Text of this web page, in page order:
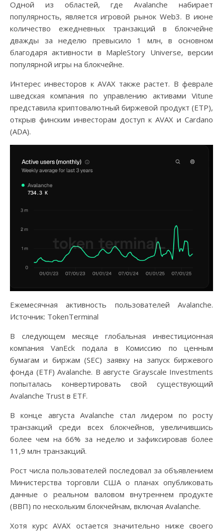
Одной из областей, где Avalanche набирает
популярность, является игровой рынок Web3. В июне
количество ежедневных транзакций в блокчейне
дважды за неделю превысило 1 млн, в основном
благодаря активности в MapleStory Universe, версии
популярной игры на блокчейне.
Интерес инвесторов к AVAX также растет. В феврале
шведская компания по управлению активами Vitune
представила криптовалютный биржевой продукт (ETP),
открыв финским инвесторам доступ к AVAX и Cardano
(ADA).
Ежемесячная активность пользователей Avalanche.
Источник: TokenTerminal
В следующем месяце глобальная инвестиционная
компания VanEck подала в Комиссию по ценным
бумагам и биржам (SEC) заявку на запуск биржевого
фонда (ETF) Avalanche. В августе Grayscale Investments
попыталась конвертировать свой существующий
Avalanche Trust в ETF.
В конце августа Avalanche стал лидером по росту
транзакций среди всех блокчейнов, увеличившись
более чем на 66% за неделю и зафиксировав более
11,9 млн транзакций.
Рост числа пользователей последовал за объявлением
Министерства торговли США о планах опубликовать
данные о реальном валовом внутреннем продукте
(ВВП) по нескольким блокчейнам, включая Avalanche.
Хотя курс AVAX остается значительно ниже своего